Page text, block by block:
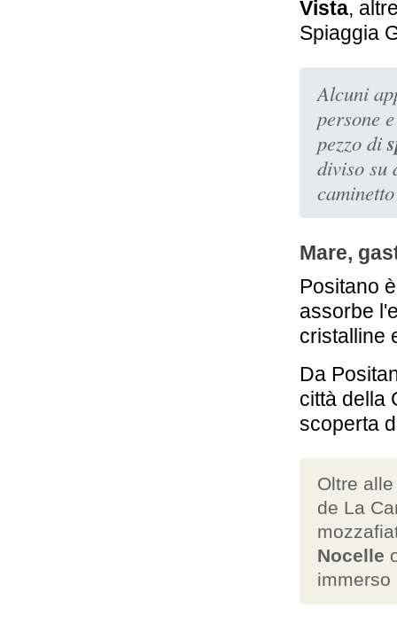
Vista,
Spiaggia
Alcuni
persone
pezzo di
diviso su
Mare,
Positano
assorbe
cristalline
Da
città della
scoperta
Oltre
de La
Nocelle